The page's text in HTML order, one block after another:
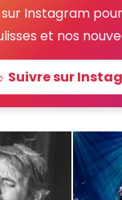
sur Instagram
et nos
Suivre sur